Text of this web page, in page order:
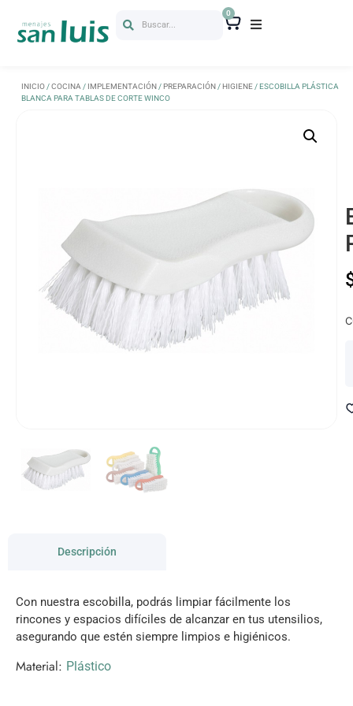
Buscar...
0
INICIO /COCINA / IMPLEMENTACIÓN /PREPARACIÓN /HIGIENE / ESCOBILLA PLÁSTICA
BLANCA PARA TABLAS DE CORTE WINCO
Descripción
Con nuestra escobilla, podrás limpiar fácilmente los
rincones y espacios difíciles de alcanzar en tus utensilios,
asegurando que estén siempre limpios e higiénicos.
Material: Plástico